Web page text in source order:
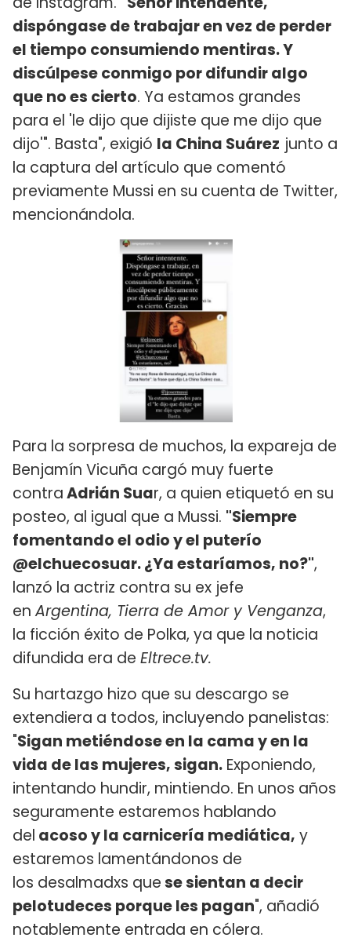
dispóngase de trabajar en vez de perder
el tiempo consumiendo mentiras. Y
discúlpese conmigo por difundir algo
que no es cierto. Ya estamos grandes
para el 'le dijo que dijiste que me dijo que
dijo'". Basta", exigió la China Suárez junto a
la captura del artículo que comentó
previamente Mussi en su cuenta de Twitter,
mencionándola.
Para la sorpresa de muchos, la expareja de
Benjamín Vicuña cargó muy fuerte
contraAdrián Suar, a quien etiquetó en su
posteo, al igual que a Mussi. "Siempre
fomentando el odio y el puterío
@elchuecosuar. ¿Ya estaríamos, no?",
lanzó la actriz contra su ex jefe
enArgentina, Tierra de Amor y Venganza,
la ficción éxito de Polka, ya que la noticia
difundida era de Eltrece.tv.
Su hartazgo hizo que su descargo se
extendiera a todos, incluyendo panelistas:
"Sigan metiéndose en la cama y en la
vida de las mujeres, sigan. Exponiendo,
intentando hundir, mintiendo. En unos años
seguramente estaremos hablando
del acoso y la carnicería mediática, y
estaremos lamentándonos de
los desalmadxs quese sientan a decir
pelotudeces porque les pagan", añadió
notablemente entrada en cólera.